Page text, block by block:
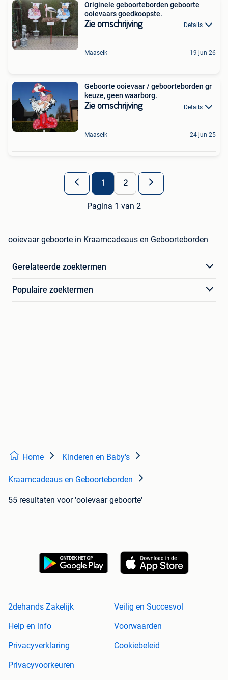
Originele geboorteborden geboorte
ooievaars goedkoopste.
Zie omschrijving Details
Maaseik 19 jun 26
Geboorte ooievaar / geboorteborden gr
keuze, geen waarborg.
Zie omschrijving Details
Maaseik 24 jun 25
1 2
Pagina 1 van 2
ooievaar geboorte in Kraamcadeaus en Geboorteborden
Gerelateerde zoektermen
Populaire zoektermen
Home Kinderen en Baby's
Kraamcadeaus en Geboorteborden
55 resultaten voor 'ooievaar geboorte'
2dehands Zakelijk
Veilig en Succesvol
Help en info
Voorwaarden
Privacyverklaring
Cookiebeleid
Privacyvoorkeuren